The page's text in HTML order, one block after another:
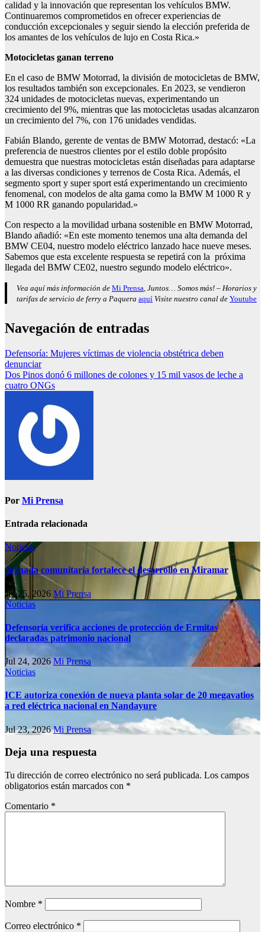
calidad y la innovación que representan los vehículos BMW.
Continuaremos comprometidos en ofrecer experiencias de
conducción excepcionales y seguir siendo la elección preferida de
los amantes de los vehículos de lujo en Costa Rica.»
Motocicletas ganan terreno
En el caso de BMW Motorrad, la división de motocicletas de BMW,
los resultados también son excepcionales. En 2023, se vendieron
324 unidades de motocicletas nuevas, experimentando un
crecimiento del 9%, mientras que las motocicletas usadas alcanzaron
un crecimiento del 7%, con 176 unidades vendidas.
Fabián Blando, gerente de ventas de BMW Motorrad, destacó: «La
preferencia de nuestros clientes por el estilo doble propósito
demuestra que nuestras motocicletas están diseñadas para adaptarse
a las diversas condiciones y terrenos de Costa Rica. Además, el
segmento sport y super sport está experimentando un crecimiento
fenomenal, con modelos de alta gama como la BMW M 1000 R y
M 1000 RR ganando popularidad.»
Con respecto a la movilidad urbana sostenible en BMW Motorrad,
Blando añadió: «En este momento tenemos una alta demanda del
BMW CE04, nuestro modelo eléctrico lanzado hace nueve meses.
Sabemos que esta excelente respuesta se repetirá con la próxima
llegada del BMW CE02, nuestro segundo modelo eléctrico».
Vea aquí más información de Mi Prensa, Juntos… Somos más! – Horarios y
tarifas de servicio de ferry a Paquera aquí Visite nuestro canal de Youtube
Navegación de entradas
Defensoría: Mujeres víctimas de violencia obstétrica deben
denunciar
Dos Pinos donó 6 millones de colones y 15 mil vasos de leche a
cuatro ONGs
Por Mi Prensa
Entrada relacionada
Noticias
Jornada comunitaria fortalece el desarrollo en Miramar
Jul 25, 2026 Mi Prensa
Noticias
Defensoría verifica acciones de protección de Ermitas
declaradas patrimonio nacional
Jul 24, 2026Mi Prensa
Noticias
ICE autoriza conexión de nueva planta solar de 20 megavatios
a red eléctrica nacional en Nandayure
Jul 23, 2026Mi Prensa
Deja una respuesta
Tu dirección de correo electrónico no será publicada. Los campos
obligatorios están marcados con *
Comentario *
Nombre *
Correo electrónico *